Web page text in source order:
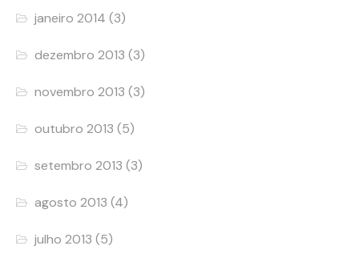
janeiro 2014 (3)
dezembro 2013 (3)
novembro 2013 (3)
outubro 2013 (5)
setembro 2013 (3)
agosto 2013 (4)
julho 2013 (5)